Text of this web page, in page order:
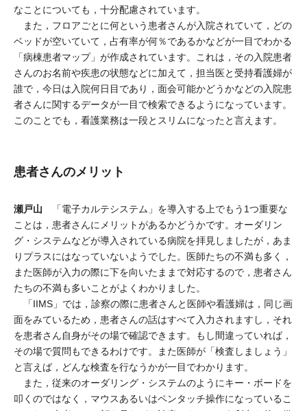
なことについても，十分配慮されています。
また，フロアごとに何という患者さんが入院されていて，どの
ベッドが空いていて，占有率が何％であるかなどが一目でわかる
「病棟患者マップ」が作成されています。これは，その入院患者
さんのお名前や疾患の状態などに加えて，担当医と受持看護婦が
誰で，今日は入院何日目であり，面会可能かどうかなどの入院患
者さんに関するデータが一目で検索できるようになっています。
このことでも，看護業務は一段とスリムになったと言えます。
患者さんのメリット
瀬戸山 「電子カルテシステム」を導入する上でもう1つ重要な
ことは，患者さんにメリットがあるかどうかです。オーダリン
グ・システムなどが導入されている病院を拝見しましたが，あま
りプラスにはなっていないようでした。医師たちの不満も多く，
また医師が入力の際に下を向いたままで対応するので，患者さん
たちの不満も多いことがよくわかりました。
「IIMS」では，診察の際に患者さんと医師や看護婦は，同じ画
面をみているため，患者さんの話はすべて入力されますし，それ
を患者さん自身がその場で確認できます。もし間違っていれば，
その場で質問もできるわけです。また医師が「検査しましょう」
と言えば，どんな検査を行なうかが一目でわかります。
また，従来のオーダリング・システムのようにキー・ボードを
叩くのではなく，マウスあるいはペンタッチ操作になっているこ